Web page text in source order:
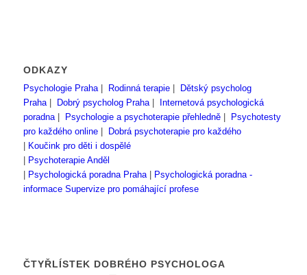
ODKAZY
Psychologie Praha| Rodinná terapie|
Dětský psycholog
Praha| Dobrý psycholog Praha|
Internetová psychologická
poradna| Psychologie a psychoterapie přehledně|
Psychotesty
pro každého online|
Dobrá psychoterapie pro každého
Koučink pro děti i dospělé
Psychoterapie Anděl
Psychologická poradna Praha|
Psychologická poradna -
informace Supervize pro pomáhající profese
ČTYŘLÍSTEK DOBRÉHO PSYCHOLOGA